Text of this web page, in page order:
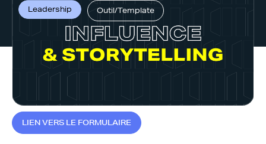
Leadership Outil/Template
LIENVERS LE FORMULAIRE